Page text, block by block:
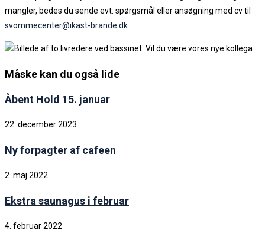
mangler, bedes du sende evt. spørgsmål eller ansøgning med cv til
svommecenter@ikast-brande.dk
Måske kan du også lide
Åbent Hold 15. januar
22. december 2023
Ny forpagter af cafeen
2. maj 2022
Ekstra saunagus i februar
4. februar 2022